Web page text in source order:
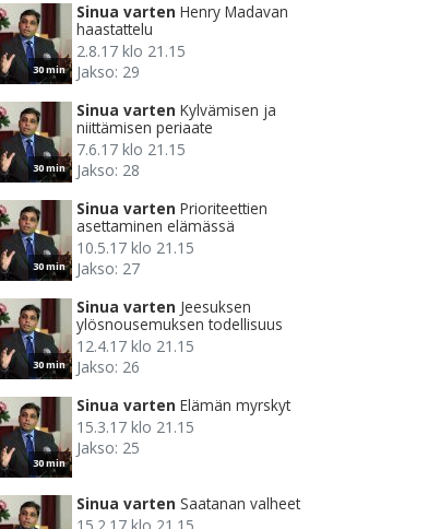
30 min
Sinua varten Henry Madavan
haastattelu
2.8.17 klo 21.15
Jakso: 29
30 min
Sinua varten Kylvämisen ja
niittämisen periaate
7.6.17 klo 21.15
Jakso: 28
30 min
Sinua varten Prioriteettien
asettaminen elämässä
10.5.17 klo 21.15
Jakso: 27
30 min
Sinua varten Jeesuksen
ylösnousemuksen todellisuus
12.4.17 klo 21.15
Jakso: 26
30 min
Sinua varten Elämän myrskyt
15.3.17 klo 21.15
Jakso: 25
Sinua varten Saatanan valheet